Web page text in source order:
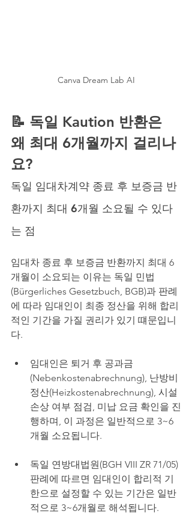
Canva Dream Lab AI
📝 독일 Kaution 반환은
왜 최대 6개월까지 걸리나
요?
독일 임대차계약 종료 후 보증금 반
환까지 최대 6개월 소요될 수 있다
는 점
임대차 종료 후 보증금 반환까지 최대 6
개월이 소요되는 이유는 독일 민법
(Bürgerliches Gesetzbuch, BGB)과 판례
에 따라 임대인이 최종 정산을 위해 합리
적인 기간을 가질 권리가 있기 떄문입니
다.
임대인은 퇴거 후 공과금
(Nebenkostenabrechnung), 난방비
정산(Heizkostenabrechnung), 시설
손상 여부 점검, 미납 요금 확인을 진
행하며, 이 과정은 일반적으로 3~6
개월 소요됩니다.
독일 연방대법원(BGH VIII ZR 71/05)
판례에 따르면 임대인이 합리적 기
한으로 설정할 수 있는 기간은 일반
적으로 3~6개월로 해석됩니다.